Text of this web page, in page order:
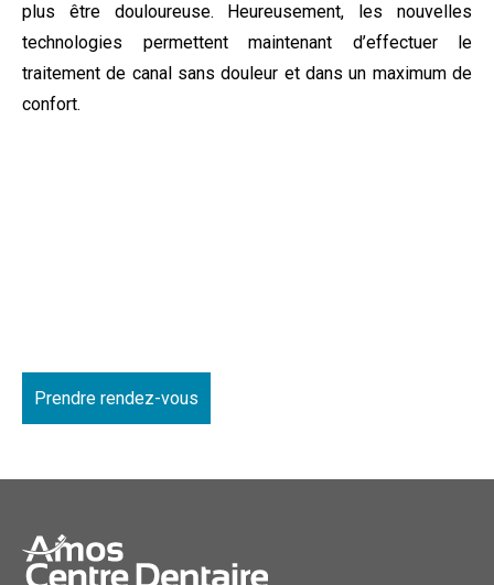
plus être douloureuse. Heureusement, les nouvelles
technologies permettent maintenant d’effectuer le
traitement de canal sans douleur et dans un maximum de
confort.
Prendre rendez-vous